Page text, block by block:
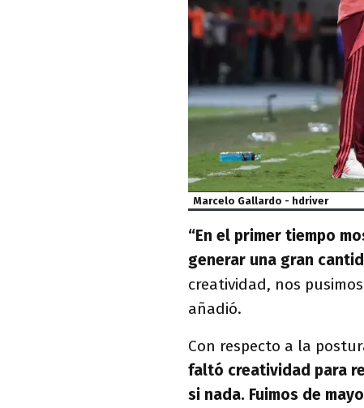
Marcelo Gallardo - hdriver
“En el primer tiempo
generar una gran
creatividad, nos
añadió.
Con respecto a la
faltó creatividad para
si nada. Fuimos de